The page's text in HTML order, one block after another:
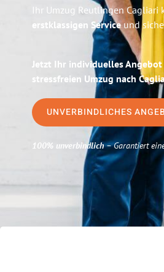
Ihr Umzug Reutlingen Cagliari
erstklassigen Serviceund
Jetzt Ihr individuelles
stressfreien Umzug nach
UNVERBINDLICHES
100% unverbindlich– Garantiert